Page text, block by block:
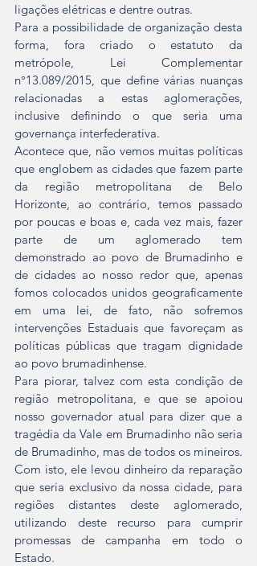
ligações elétricas e dentre outras.
Para a possibilidade de organização desta
forma, fora criado o estatuto da
metrópole, Lei Complementar
n°13.089/2015, que define várias nuanças
relacionadas a estas aglomerações,
inclusive definindo o que seria uma
governança interfederativa.
Acontece que, não vemos muitas políticas
que englobem as cidades que fazem parte
da região metropolitana de Belo
Horizonte, ao contrário, temos passado
por poucas e boas e, cada vez mais, fazer
parte de um aglomerado tem
demonstrado ao povo de Brumadinho e
de cidades ao nosso redor que, apenas
fomos colocados unidos geograficamente
em uma lei, de fato, não sofremos
intervenções Estaduais que favoreçam as
políticas públicas que tragam dignidade
ao povo brumadinhense.
Para piorar, talvez com esta condição de
região metropolitana, e que se apoiou
nosso governador atual para dizer que a
tragédia da Vale em Brumadinho não seria
de Brumadinho, mas de todos os mineiros.
Com isto, ele levou dinheiro da reparação
que seria exclusivo da nossa cidade, para
regiões distantes deste aglomerado,
utilizando deste recurso para cumprir
promessas de campanha em todo o
Estado.